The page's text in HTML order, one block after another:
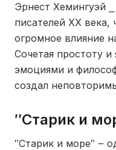
Эрнест Хемингуэй
писателей XX века,
огромное влияние
Сочетая простоту и
эмоциями и
создал
″Старик и
″Старик и море″ ౼